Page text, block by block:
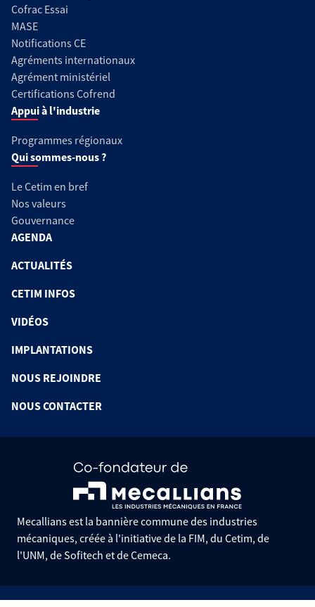
Cofrac Essai
MASE
Notifications CE
Agréments internationaux
Agrément ministériel
Certifications Cofrend
Appui à l'industrie
Programmes régionaux
Qui sommes-nous ?
Le Cetim en bref
Nos valeurs
Gouvernance
AGENDA
ACTUALITÉS
CETIM INFOS
VIDÉOS
IMPLANTATIONS
NOUS REJOINDRE
NOUS CONTACTER
Mecallians est la bannière commune des industries
mécaniques, créée à l'initiative de la FIM, du Cetim, de
l'UNM, de Sofitech et de Cemeca.
Informations pratiques